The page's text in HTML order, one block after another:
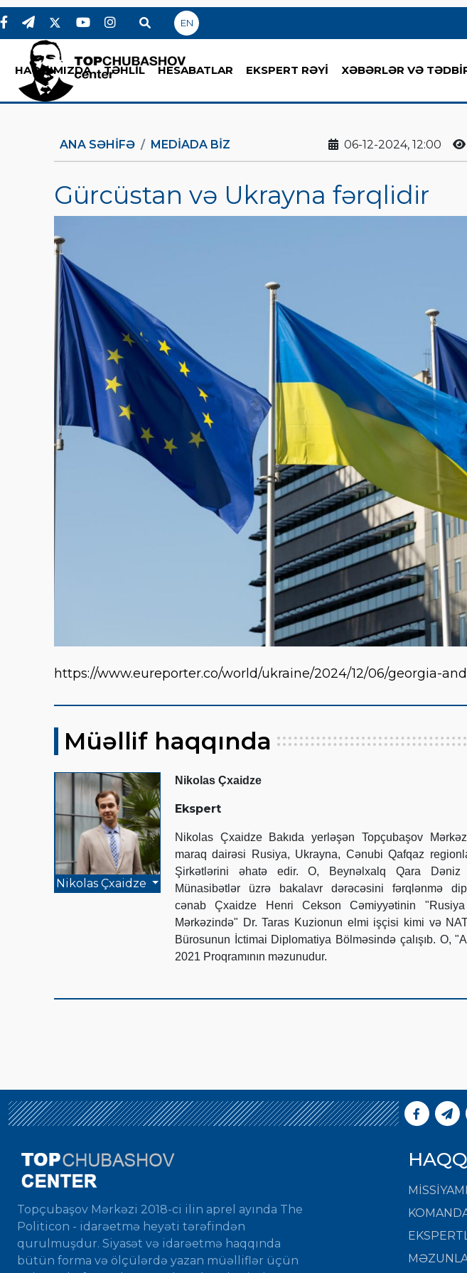
EN
HAQQIMIZDA TƏHLİL HESABATLAR EKSPERT RƏYİ XƏBƏRLƏR VƏ
ANA SƏHIFƏ MEDİADA BİZ 06-12-2024, 12:00
Gürcüstan və Ukrayna fərqlidir
https://www.eureporter.co/world/ukraine/2024/12/06/georgia-
Müəllif haqqında
Nikolas Çxaidze
Nikolas Çxaidze
Ekspert
Nikolas Çxaidze Bakıda yerləşən Topçubaşov
maraq dairəsi Rusiya, Ukrayna, Cənubi Qafqaz
Şirkətlərini əhatə edir. O, Beynəlxalq Qara Dəniz
Münasibətlər üzrə bakalavr dərəcəsini fərqlənmə
cənab Çxaidze Henri Cekson Cəmiyyətinin "Rusiya
Mərkəzində" Dr. Taras Kuzionun elmi işçisi kimi və
Bürosunun İctimai Diplomatiya Bölməsində çalışıb. O,
2021 Proqramının məzunudur.
Topçubaşov Mərkəzi 2018-ci ilin aprel ayında The
Politicon - idarəetmə heyəti tərəfindən
qurulmuşdur. Siyasət və idarəetmə haqqında
bütün forma və ölçülərdə yazan müəlliflər üçün